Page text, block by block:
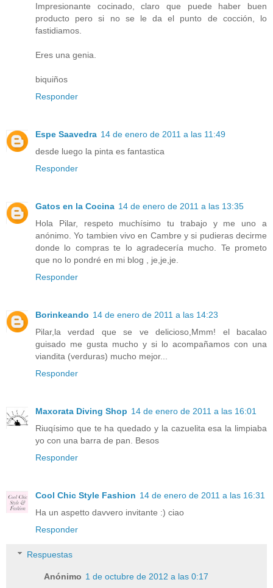
Impresionante cocinado, claro que puede haber buen
producto pero si no se le da el punto de cocción, lo
fastidiamos.
Eres una genia.
biquiños
Responder
Espe Saavedra 14 de enero de 2011 a las 11:49
desde luego la pinta es fantastica
Responder
Gatos en la Cocina 14 de enero de 2011 a las 13:35
Hola Pilar, respeto muchísimo tu trabajo y me uno a
anónimo. Yo tambien vivo en Cambre y si pudieras decirme
donde lo compras te lo agradecería mucho. Te prometo
que no lo pondré en mi blog , je,je,je.
Responder
Borinkeando 14 de enero de 2011 a las 14:23
Pilar,la verdad que se ve delicioso,Mmm! el bacalao
guisado me gusta mucho y si lo acompañamos con una
viandita (verduras) mucho mejor...
Responder
Maxorata Diving Shop 14 de enero de 2011 a las 16:01
Riuqísimo que te ha quedado y la cazuelita esa la limpiaba
yo con una barra de pan. Besos
Responder
Cool Chic Style Fashion 14 de enero de 2011 a las 16:31
Ha un aspetto davvero invitante :) ciao
Responder
Respuestas
Anónimo 1 de octubre de 2012 a las 0:17